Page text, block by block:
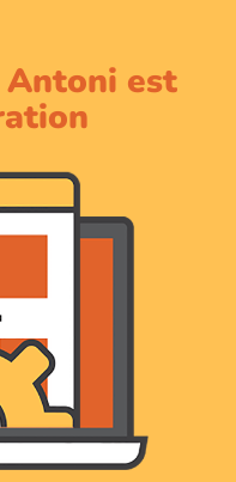
Antoni est